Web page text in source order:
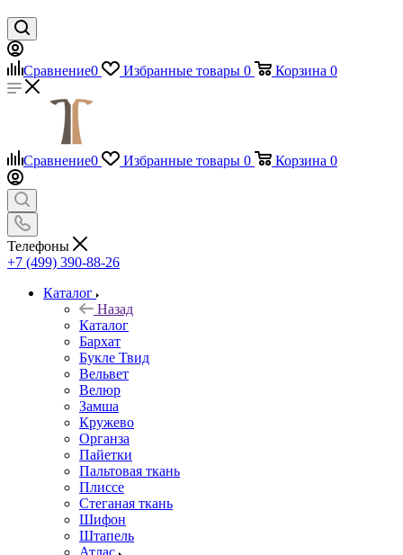
Сравнение0 Избранные товары 0 Корзина 0
Сравнение0 Избранные товары 0 Корзина 0
Телефоны
+7 (499) 390-88-26
Каталог
Назад
Каталог
Бархат
Букле Твид
Вельвет
Велюр
Замша
Кружево
Органза
Пайетки
Пальтовая ткань
Плиссе
Стеганая ткань
Шифон
Штапель
Атлас